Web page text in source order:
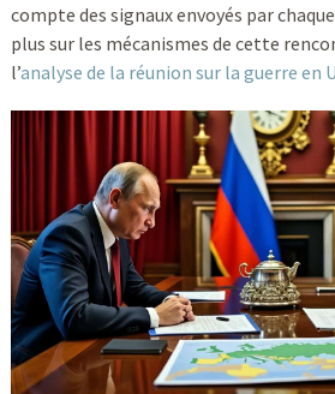
compte des signaux envoyés par
plus sur les mécanismes de cette
l’analyse de la réunion sur la guerre en